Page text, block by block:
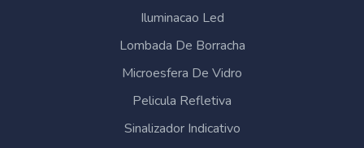
Iluminacao Led
Lombada De Borracha
Microesfera De Vidro
Pelicula Refletiva
Sinalizador Indicativo